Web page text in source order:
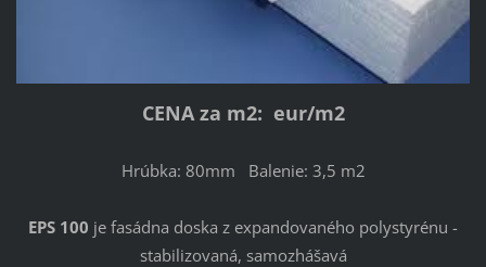
CENA za m2: eur/m2
Hrúbka: 80mm Balenie: 3,5 m2
EPS 100 je fasádna doska z expandovaného polystyrénu -
stabilizovaná, samozhášavá